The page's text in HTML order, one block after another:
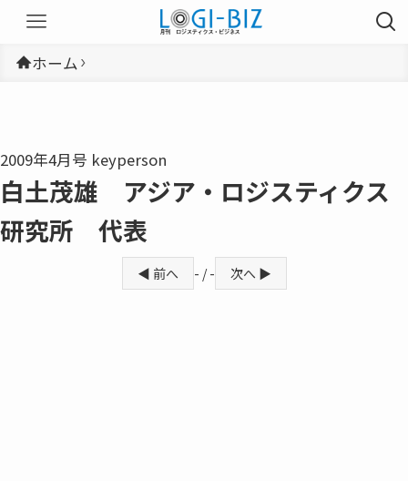
ホーム
2009年4月号 keyperson
白土茂雄 アジア・ロジスティクス
研究所 代表
◀ 前へ - / - 次へ ▶